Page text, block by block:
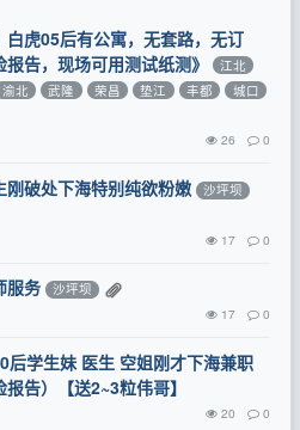
白虎05后有公寓，无套路，无订
告，现场可用测试纸测》
江北
渝北 武隆 荣昌 垫江 丰都
城口
26 0
破处下海特别纯欲粉嫩 沙坪坝
17 0
服务 沙坪坝
17 0
后学生妹 医生 空姐刚才下海兼职
告）【送2~3粒伟哥】
20 0